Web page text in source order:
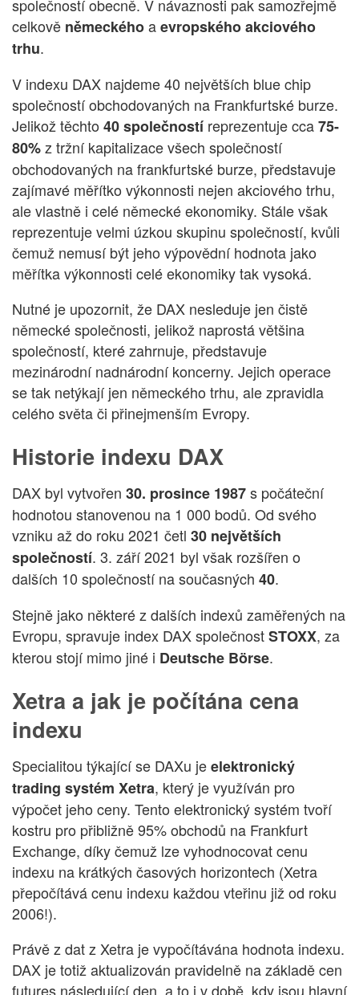
společností obecně. V návaznosti pak samozřejmě
celkově německéhoaevropského akciového
trhu.
V indexu DAX najdeme 40 největších blue chip
společností obchodovaných na Frankfurtské burze.
Jelikož těchto 40 společností reprezentuje cca75-
80%z tržní kapitalizace všech společností
obchodovaných na frankfurtské burze, představuje
zajímavé měřítko výkonnosti nejen akciového trhu,
ale vlastně i celé německé ekonomiky. Stále však
reprezentuje velmi úzkou skupinu společností, kvůli
čemuž nemusí být jeho výpovědní hodnota jako
měřítka výkonnosti celé ekonomiky tak vysoká.
Nutné je upozornit, že DAX nesleduje jen čistě
německé společnosti, jelikož naprostá většina
společností, které zahrnuje, představuje
mezinárodní nadnárodní koncerny. Jejich operace
se tak netýkají jen německého trhu, ale zpravidla
celého světa či přinejmenším Evropy.
Historie indexu DAX
DAX byl vytvořen 30. prosince 1987s počáteční
hodnotou stanovenou na 1 000 bodů. Od svého
vzniku až do roku 2021 četl 30 největších
společností. 3. září 2021 byl však rozšířen o
dalších 10 společností na současných 40.
Stejně jako některé z dalších indexů zaměřených na
Evropu, spravuje index DAX společnostSTOXX, za
kterou stojí mimo jiné i Deutsche Börse.
Xetra a jak je počítána cena
indexu
Specialitou týkající se DAXu jeelektronický
trading systém Xetra, který je využíván pro
výpočet jeho ceny. Tento elektronický systém tvoří
kostru pro přibližně 95% obchodů na Frankfurt
Exchange, díky čemuž lze vyhodnocovat cenu
indexu na krátkých časových horizontech (Xetra
přepočítává cenu indexu každou vteřinu již od roku
2006!).
Právě z dat z Xetra je vypočítávána hodnota indexu.
DAX je totiž aktualizován pravidelně na základě cen
futures následující den, a to i v době, kdy jsou hlavní